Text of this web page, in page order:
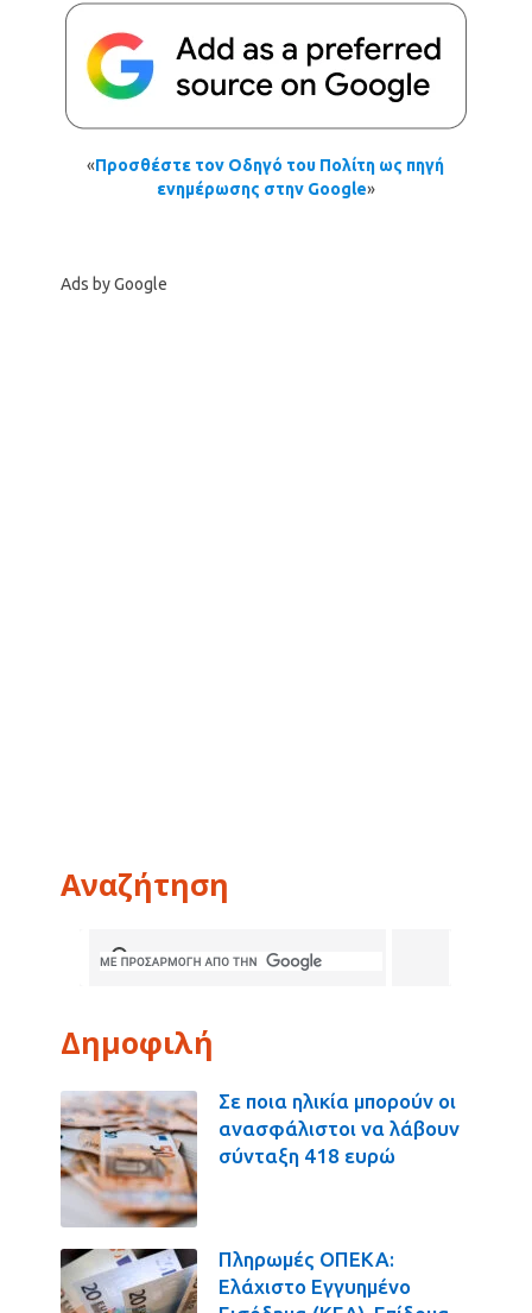
«Προσθέστε τον Οδηγό του Πολίτη ως πηγή
ενημέρωσης στην Google»
Ads by Google
Αναζήτηση
Δημοφιλή
Σε ποια ηλικία μπορούν οι
ανασφάλιστοι να λάβουν
σύνταξη 418 ευρώ
Πληρωμές ΟΠΕΚΑ:
Ελάχιστο Εγγυημένο